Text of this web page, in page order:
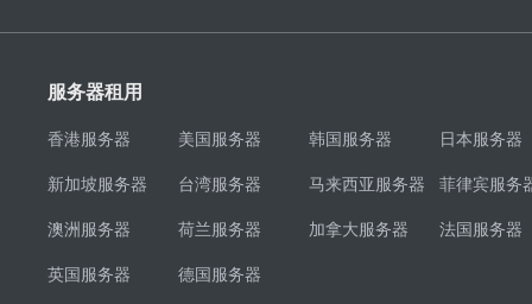
服务器租用
香港服务器 美国服务器 韩国服务器 日本服务器
新加坡服务器 台湾服务器 马来西亚服务器 菲律宾服务
澳洲服务器 荷兰服务器 加拿大服务器 法国服务器
英国服务器 德国服务器